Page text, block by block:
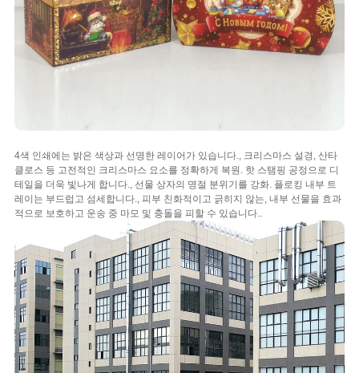
4색 인쇄에는 밝은 색상과 선명한 레이어가 있습니다., 크리스마스 설경, 산타
클로스 등 고전적인 크리스마스 요소를 정확하게 복원. 핫 스탬핑 공정으로 디
테일을 더욱 빛나게 합니다., 선물 상자의 명절 분위기를 강화. 플로킹 내부 트
레이는 부드럽고 섬세합니다., 피부 친화적이고 긁히지 않는, 내부 선물을 효과
적으로 보호하고 운송 중 마모 및 충돌을 피할 수 있습니다..